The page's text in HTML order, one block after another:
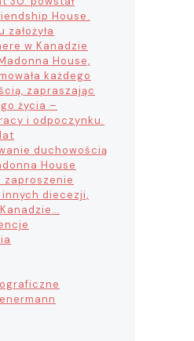
House.
założyła
w Kanadzie
House,
każdego
zapraszając
życia –
i odpoczynku.
duchowością
House
zaproszenie
diecezji,